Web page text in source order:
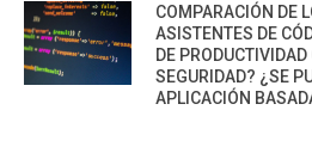
COMPARACIÓN DE
ASISTENTES DE
DE
SEGURIDAD? ¿SE
APLICACIÓN